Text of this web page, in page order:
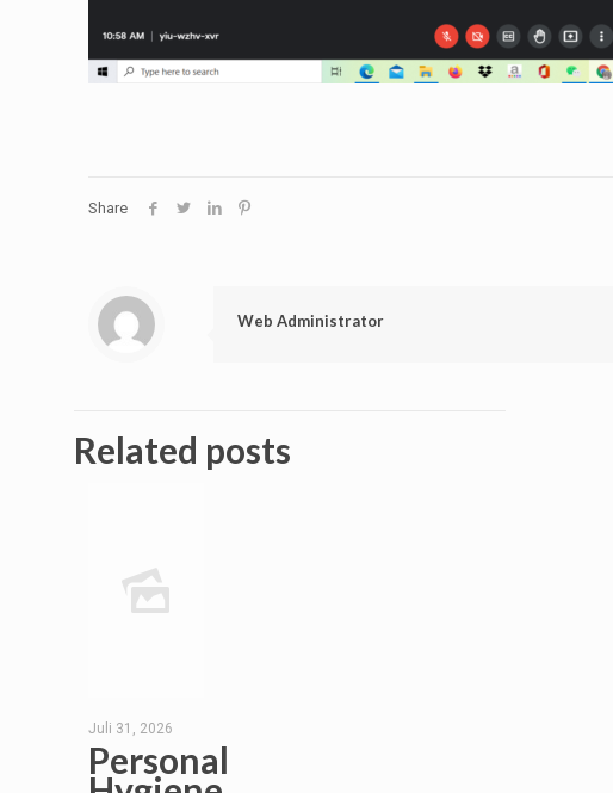
Share
Web Administrator
Related posts
Juli 31, 2026
Personal